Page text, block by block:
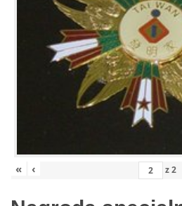
« ‹ z2